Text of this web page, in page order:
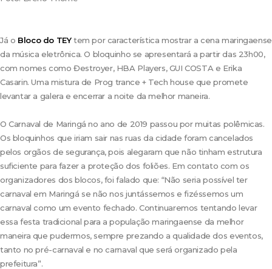
Já o Bloco do TEYtem por característica mostrar a cena maringaense
da música eletrônica. O bloquinho se apresentará a partir das 23h00,
com nomes como Đestroyer, HBA Players, GUI COSTA e Erika
Casarin. Uma mistura de Prog trance + Tech house que promete
levantar a galera e encerrar a noite da melhor maneira.
O Carnaval de Maringá no ano de 2019 passou por muitas polêmicas.
Os bloquinhos que iriam sair nas ruas da cidade foram cancelados
pelos orgãos de segurança, pois alegaram que não tinham estrutura
suficiente para fazer a proteção dos foliões. Em contato com os
organizadores dos blocos, foi falado que: “Não seria possível ter
carnaval em Maringá se não nos juntássemos e fizéssemos um
carnaval como um evento fechado. Continuaremos tentando levar
essa festa tradicional para a população maringaense da melhor
maneira que pudermos, sempre prezando a qualidade dos eventos,
tanto no pré-carnaval e no carnaval que será organizado pela
prefeitura”.